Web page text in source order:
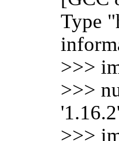
Type
>>>
>>>
'1.16.2'
>>>